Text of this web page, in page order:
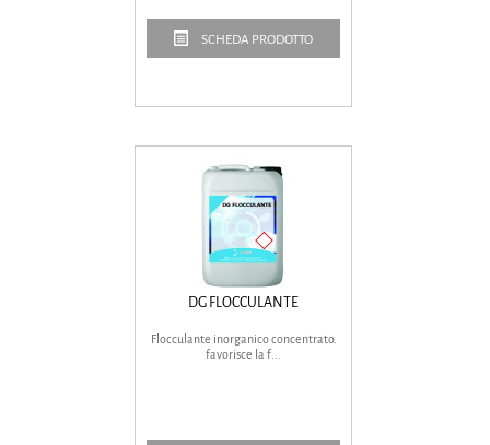
SCHEDA PRODOTTO
DG FLOCCULANTE
Flocculante inorganico concentrato.
favorisce la f...